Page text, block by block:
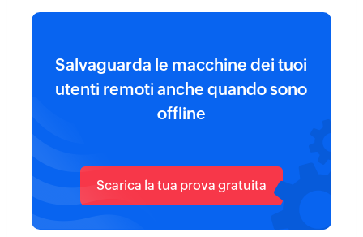
Salvaguarda le macchine dei tuoi
utenti remoti anche quando sono
offline
Scarica la tua prova gratuita